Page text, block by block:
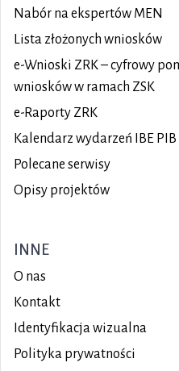
Nabór na ekspertów MEN
Lista złożonych wniosków
e-Wnioski ZRK – cyfrowy
wniosków w ramach ZSK
e-Raporty ZRK
Kalendarz wydarzeń IBE PIB
Polecane serwisy
Opisy projektów
INNE
O nas
Kontakt
Identyfikacja wizualna
Polityka prywatności